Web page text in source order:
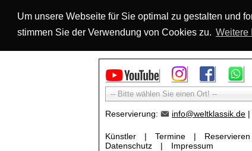
Um unsere Webseite für Sie optimal zu gestalten und
stimmen Sie der Verwendung von Cookies zu. Weitere
-- Bitte wählen Sie einen Ort! --
Reservierung: info@weltklassik.de |
Künstler | Termine | Reservieren
Datenschutz
| Impressum